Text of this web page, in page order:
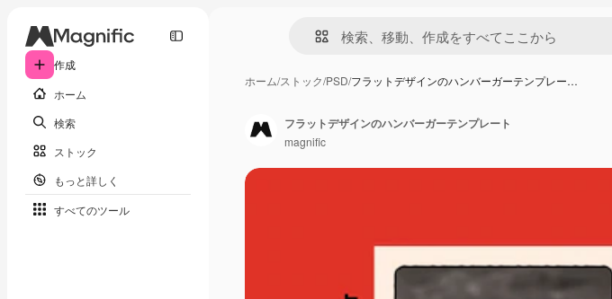
作成
ホーム
検索
ストック
もっと詳しく
すべてのツール
ホーム/ストック/PSD/フラットデザインのハンバーガーテンプレー…
フラットデザインのハンバーガーテンプレート
magnific